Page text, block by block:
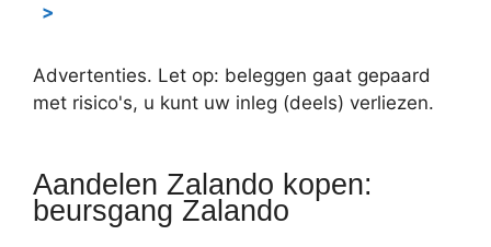
>
Advertenties. Let op: beleggen gaat gepaard
met risico's, u kunt uw inleg (deels) verliezen.
Aandelen Zalando kopen:
beursgang Zalando